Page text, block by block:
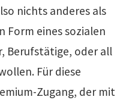
nichts anderes als
Form eines sozialen
Berufstätige, oder all
Für diese
Zugang, der mit